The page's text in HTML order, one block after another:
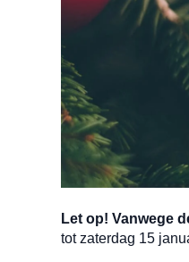
Let op! Vanwege
tot zaterdag 15